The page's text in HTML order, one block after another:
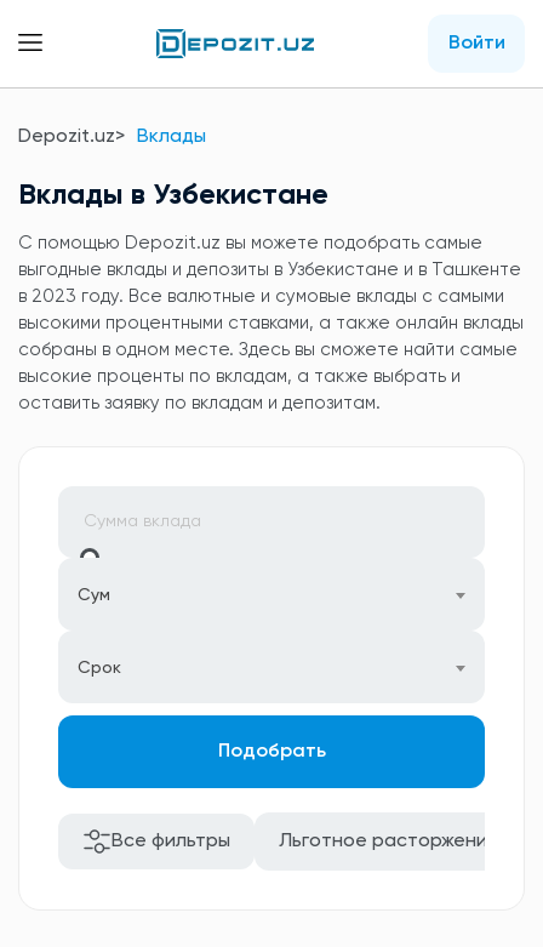
Войти
Depozit.uz Вклады
Вклады в Узбекистане
C помощью Depozit.uz вы можете подобрать самые
выгодные вклады и депозиты в Узбекистане и в Ташкенте
в 2023 году. Все валютные и сумовые вклады с самыми
высокими процентными ставками, а также онлайн вклады
собраны в одном месте. Здесь вы сможете найти самые
высокие проценты по вкладам, а также выбрать и
оставить заявку по вкладам и депозитам.
Сум
Срок
Подобрать
Все фильтры Льготное расторжение